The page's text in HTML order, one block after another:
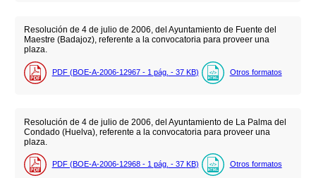
Resolución de 4 de julio de 2006, del Ayuntamiento de Fuente del
Maestre (Badajoz), referente a la convocatoria para proveer una
plaza.
PDF (BOE-A-2006-12967 - 1 pág. - 37 KB) Otros formatos
Resolución de 4 de julio de 2006, del Ayuntamiento de La Palma del
Condado (Huelva), referente a la convocatoria para proveer una
plaza.
PDF (BOE-A-2006-12968 - 1 pág. - 37 KB) Otros formatos